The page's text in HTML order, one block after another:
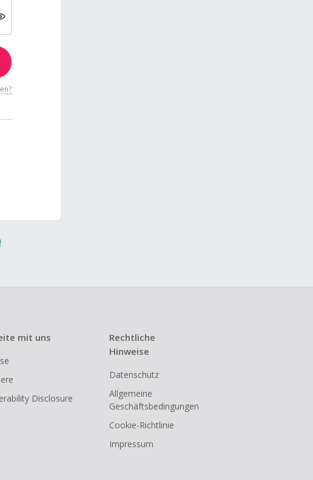
mit uns
Disclosure
Rechtliche
Hinweise
Datenschutz
Allgemeine
Geschäftsbedingungen
Cookie-Richtlinie
Impressum